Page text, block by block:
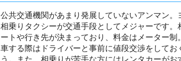
公共交通機関があまり発展していないアンマン。
相乗りタクシーが交通手段としてメジャーです。
ートや行き先が決まっており、料金はメーター制
車する際はドライバーと事前に値段交渉をしてお
う。また、相乗りが苦手な方にはレンタカーがお